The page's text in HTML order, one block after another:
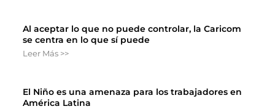
Al aceptar lo que no puede controlar, la Caricom
se centra en lo que sí puede
Leer Más >>
El Niño es una amenaza para los trabajadores en
América Latina